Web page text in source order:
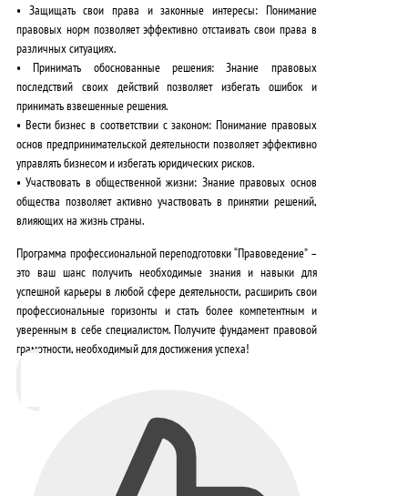
• Защищать свои права и законные интересы:Понимание
правовых норм позволяет эффективно отстаивать свои права в
различных ситуациях.
•Принимать обоснованные решения:Знание правовых
последствий своих действий позволяет избегать ошибок и
принимать взвешенные решения.
• Вести бизнес в соответствии с законом: Понимание правовых
основ предпринимательской деятельности позволяет эффективно
управлять бизнесом и избегать юридических рисков.
•Участвовать в общественной жизни: Знание правовых основ
общества позволяет активно участвовать в принятии решений,
влияющих на жизнь страны.
Программа профессиональной переподготовки “Правоведение” –
это ваш шанс получить необходимые знания и навыки для
успешной карьеры в любой сфере деятельности, расширить свои
профессиональные горизонты и стать более компетентным и
уверенным в себе специалистом. Получите фундамент правовой
грамотности, необходимый для достижения успеха!